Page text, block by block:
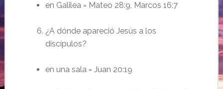
en Galilea = Mateo 28:9, Marcos 16:7
¿A dónde apareció Jesús a los
discípulos?
en una sala = Juan 20:19